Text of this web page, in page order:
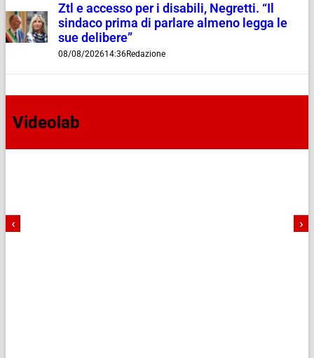
Ztl e accesso per i disabili, Negretti. “Il
sindaco prima di parlare almeno legga le
sue delibere”
08/08/202614:36Redazione
Videolab
‹ ›